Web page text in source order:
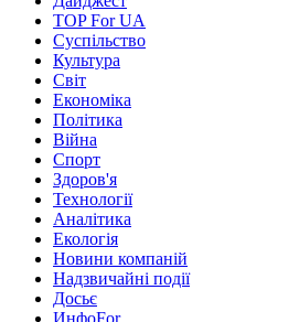
TOP For UA
Суспiльство
Культура
Світ
Економіка
Політика
Війна
Спорт
Здоров'я
Технології
Аналітика
Екологія
Новини компаній
Надзвичайні події
Досьє
ИнфоFor